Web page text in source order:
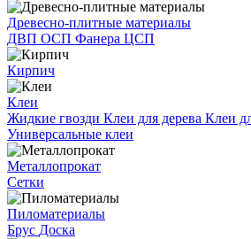
Древесно-плитные материалы
ДВП ОСП Фанера ЦСП
Кирпич
Клеи
Жидкие гвозди Клеи для дерева Клеи
Универсальные клеи
Металлопрокат
Сетки
Пиломатериалы
Брус Доска